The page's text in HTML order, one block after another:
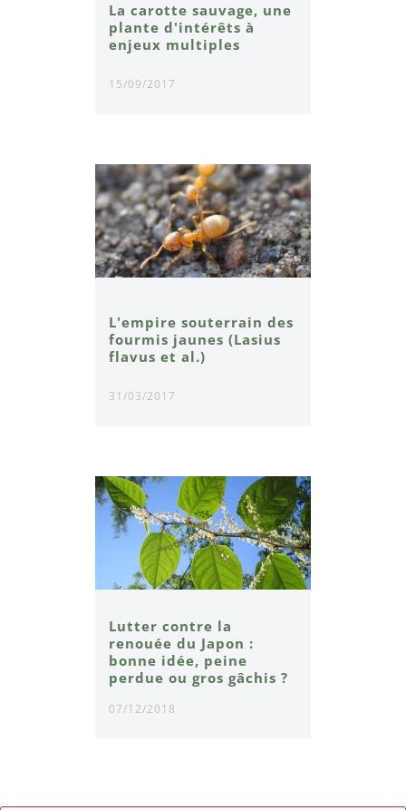
La carotte sauvage, une
plante d'intérêts à
enjeux multiples
15/09/2017
L'empire souterrain des
fourmis jaunes (Lasius
flavus et al.)
31/03/2017
Lutter contre la
renouée du Japon :
bonne idée, peine
perdue ou gros gâchis ?
07/12/2018